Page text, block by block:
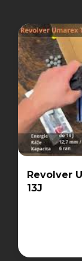
Revolver
13J